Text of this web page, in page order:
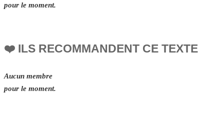
pour le moment.
❤️ ILS RECOMMANDENT CE TEXTE
Aucun membre
pour le moment.